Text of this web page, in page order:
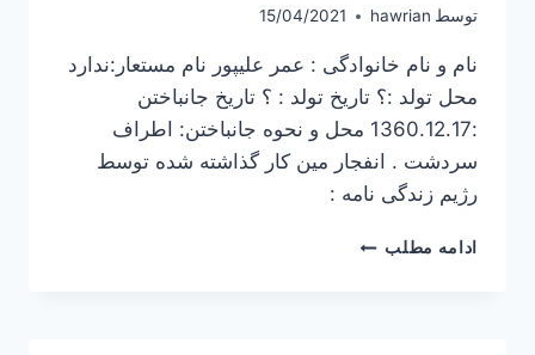
توسط hawrian
15/04/2021
نام و نام خانوادگی : عمر علیپور نام مستعار:ندارد
محل تولد :؟ تاریخ تولد : ؟ تاریخ جانباختن
:1360.12.17 محل و نحوه جانباختن: اطراف
سردشت . انفجار مین کار گذاشته شده توسط
رژیم زندگی نامه :
ادامه مطلب عمر